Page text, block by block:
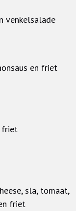
venkelsalade
en friet
friet
sla, tomaat,
friet